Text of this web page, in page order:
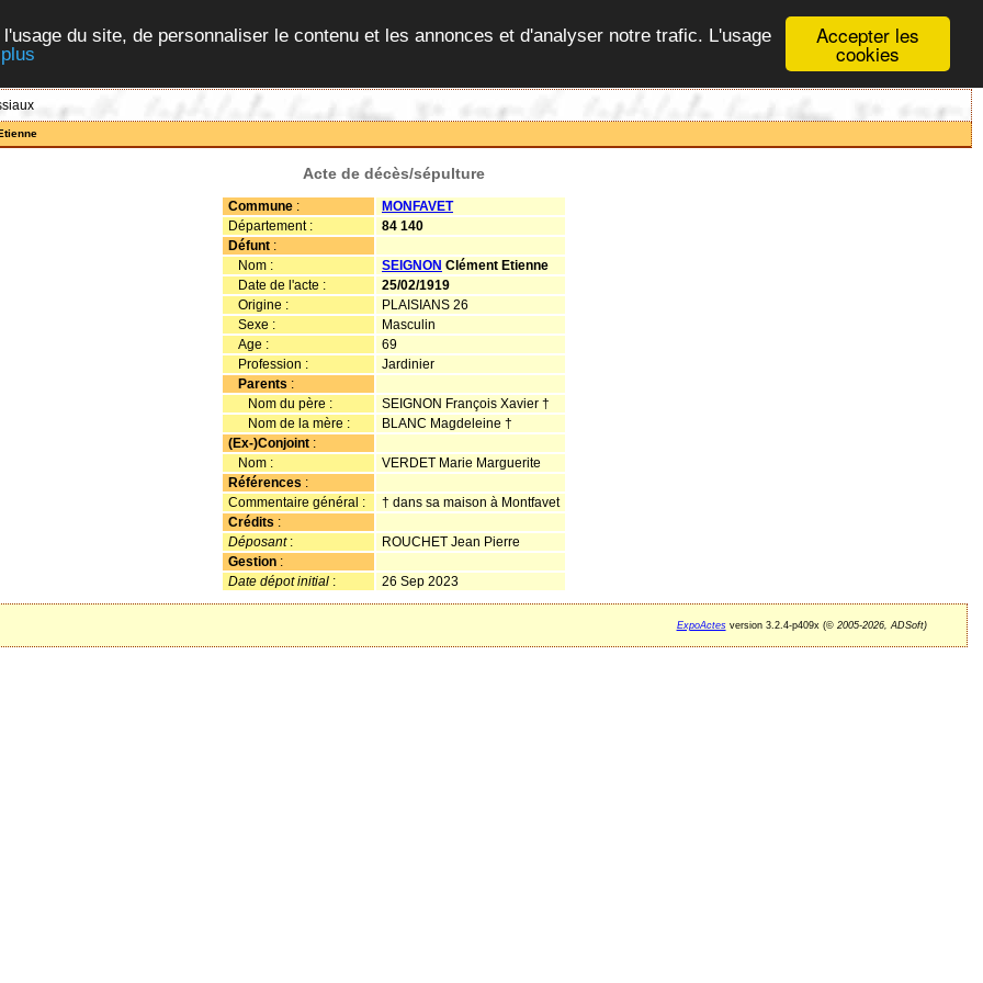
Accepter les
cookies
du site, de personnaliser le contenu et les annonces et d'analyser notre trafic. L'usage
Acte de décès/sépulture
Commune :
MONFAVET
Département :
84 140
Défunt :
Nom :
SEIGNON Clément Etienne
Date de l'acte :
25/02/1919
Origine :
PLAISIANS 26
Sexe :
Masculin
Age :
69
Profession :
Jardinier
Parents :
Nom du père :
SEIGNON François Xavier †
Nom de la mère :
BLANC Magdeleine †
(Ex-)Conjoint :
Nom :
VERDET Marie Marguerite
Références :
Commentaire général :
† dans sa maison à Montfavet
Crédits :
Déposant:
ROUCHET Jean Pierre
Gestion :
Date dépot initial : 26 Sep 2023
ExpoActesversion 3.2.4-p409x (©2005-2026, ADSoft)